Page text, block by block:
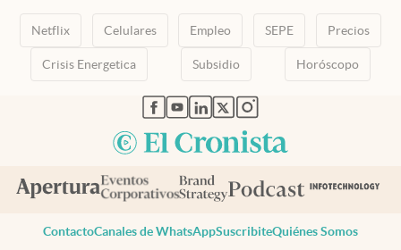
Netflix Celulares Empleo SEPE Precios
Crisis Energetica Subsidio Horóscopo
abre en nueva pestaña
abre en nueva pestaña
abre en nueva pestaña
abre en nueva pestaña
abre en nueva pestaña
ContactoCanales de WhatsAppSuscribiteQuiénes Somos